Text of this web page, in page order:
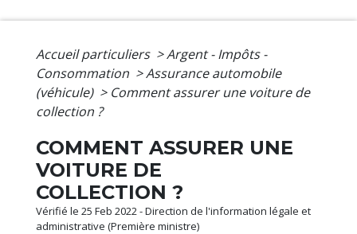
Accueil particuliers >Argent - Impôts -
Consommation >Assurance automobile
(véhicule) > Comment assurer une voiture de
collection ?
COMMENT ASSURER UNE
VOITURE DE
COLLECTION ?
Vérifié le 25 Feb 2022 - Direction de l'information légale et
administrative (Première ministre)